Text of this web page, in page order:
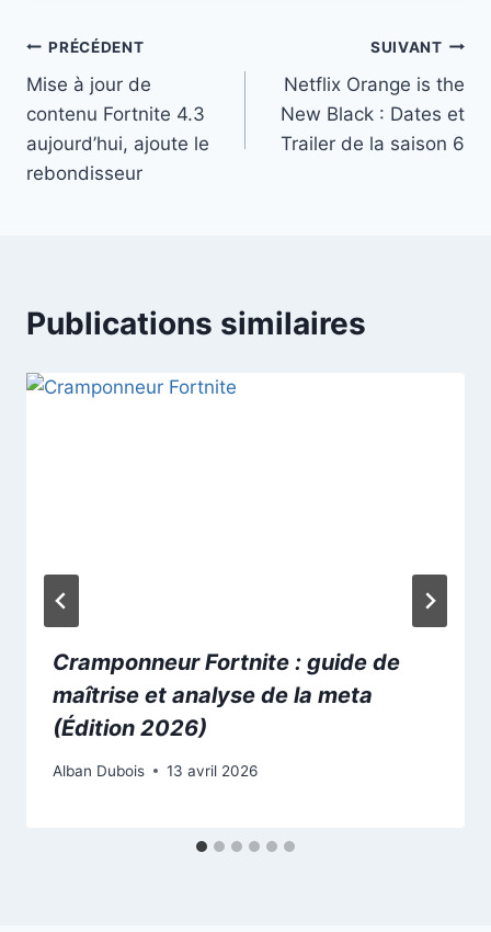
Navigation
de
l’article
PRÉCÉDENT
Mise à jour de
contenu Fortnite 4.3
aujourd’hui, ajoute le
rebondisseur
SUIVANT
Netflix Orange is the
New Black : Dates et
Trailer de la saison 6
Publications similaires
Cramponneur Fortnite : guide de
maîtrise et analyse de la meta
(Édition 2026)
Alban Dubois 13 avril 2026